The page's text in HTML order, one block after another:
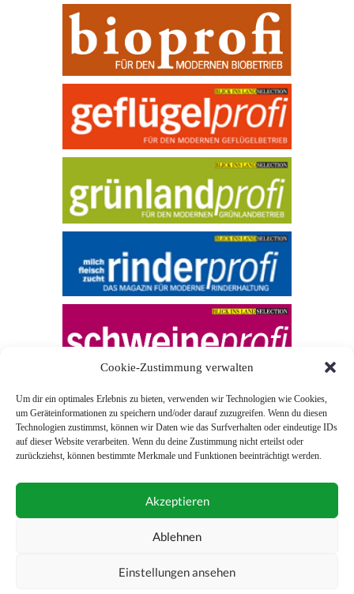
Cookie-Zustimmung verwalten
Um dir ein optimales Erlebnis zu bieten, verwenden wir Technologien wie Cookies,
um Geräteinformationen zu speichern und/oder darauf zuzugreifen. Wenn du diesen
Technologien zustimmst, können wir Daten wie das Surfverhalten oder eindeutige IDs
auf dieser Website verarbeiten. Wenn du deine Zustimmung nicht erteilst oder
zurückziehst, können bestimmte Merkmale und Funktionen beeinträchtigt werden.
Akzeptieren
Ablehnen
Einstellungen ansehen
© 2026 Blick ins Land
Unterstützt durch
0043 (0)1 581 28 90 0
Impressum